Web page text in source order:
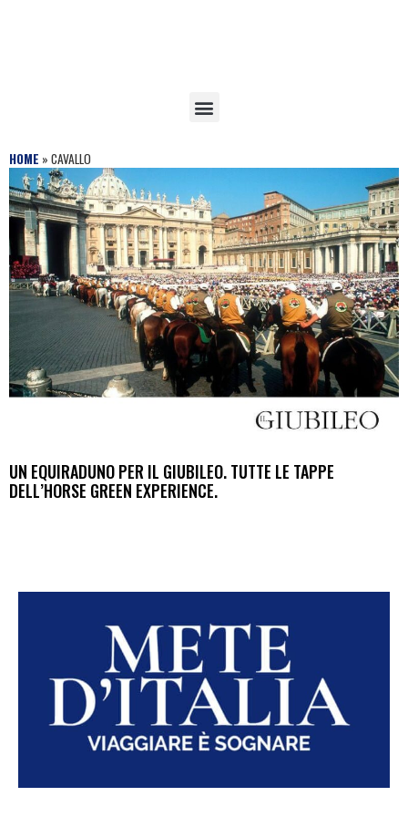
HOME » CAVALLO
UN EQUIRADUNO PER IL GIUBILEO. TUTTE LE TAPPE
DELL’HORSE GREEN EXPERIENCE.